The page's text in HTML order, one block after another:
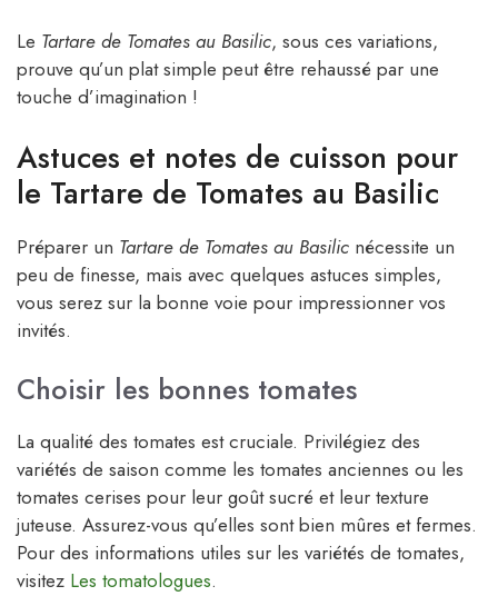
Le Tartare de Tomates au Basilic, sous ces variations,
prouve qu’un plat simple peut être rehaussé par une
touche d’imagination !
Astuces et notes de cuisson pour
le Tartare de Tomates au Basilic
Préparer un Tartare de Tomates au Basilic nécessite un
peu de finesse, mais avec quelques astuces simples,
vous serez sur la bonne voie pour impressionner vos
invités.
Choisir les bonnes tomates
La qualité des tomates est cruciale. Privilégiez des
variétés de saison comme les tomates anciennes ou les
tomates cerises pour leur goût sucré et leur texture
juteuse. Assurez-vous qu’elles sont bien mûres et fermes.
Pour des informations utiles sur les variétés de tomates,
visitez Les tomatologues.